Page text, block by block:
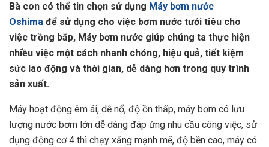
Bà con có thể tin chọn sử dụng Máy bơm nước
Oshima để sử dụng cho việc bơm nước tưới tiêu cho
việc trồng bắp, Máy bơm nước giúp chúng ta thực hiện
nhiều việc một cách nhanh chóng, hiệu quả, tiết kiệm
sức lao động và thời gian, dễ dàng hơn trong quy trình
sản xuất.
Máy hoạt động êm ái, dễ nổ, độ ồn thấp, máy bơm có lưu
lượng nước bơm lớn dễ dàng đáp ứng nhu cầu công việc, sử
dụng động cơ 4 thì chạy xăng mạnh mẽ, độ bền cao, máy có